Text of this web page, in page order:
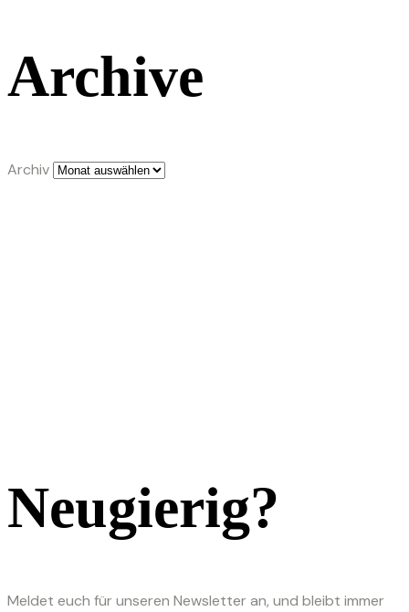
Archive
Archiv
Neugierig?
Meldet euch für unseren Newsletter an, und bleibt immer